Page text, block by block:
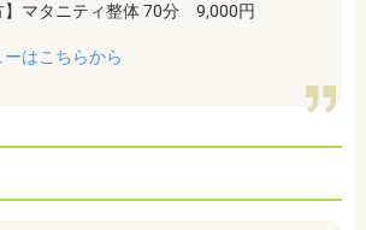
】マタニティ整体 70分 9,000円
はこちらから